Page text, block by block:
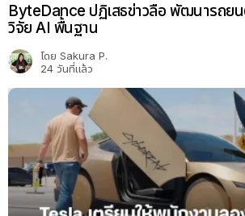
ByteDance ปฏิเสธข่าวลือ พัฒนารถย
วิจัย AI พื้นฐาน
โดย Sakura P.
24 วันที่แล้ว